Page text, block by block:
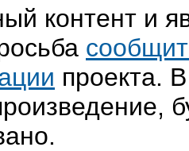
контент и
проекта.